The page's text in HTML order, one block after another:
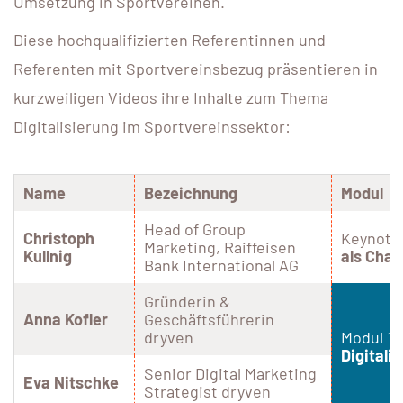
Diese hochqualifizierten Referentinnen und
Referenten mit Sportvereinsbezug präsentieren in
kurzweiligen Videos ihre Inhalte zum Thema
Digitalisierung im Sportvereinssektor:
Name Bezeichnung Modul
Christoph
Kullnig
Head of Group
Marketing, Raiffeisen
Bank International AG
als
Anna Kofler
Gründerin &
Geschäftsführerin
dryven
Modul 1 –
Eva Nitschke
Senior Digital Marketing
Strategist dryven